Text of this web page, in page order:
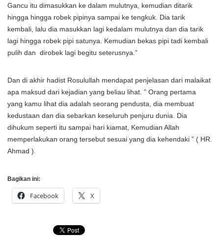
Gancu itu dimasukkan ke dalam mulutnya, kemudian ditarik
hingga hingga robek pipinya sampai ke tengkuk. Dia tarik
kembali, lalu dia masukkan lagi kedalam mulutnya dan dia tarik
lagi hingga robek pipi satunya. Kemudian bekas pipi tadi kembali
pulih dan dirobek lagi begitu seterusnya.”
Dan di akhir hadist Rosulullah mendapat penjelasan dari malaikat
apa maksud dari kejadian yang beliau lihat. ” Orang pertama
yang kamu lihat dia adalah seorang pendusta, dia membuat
kedustaan dan dia sebarkan keseluruh penjuru dunia. Dia
dihukum seperti itu sampai hari kiamat, Kemudian Allah
memperlakukan orang tersebut sesuai yang dia kehendaki ” ( HR.
Ahmad ).
Bagikan ini:
Facebook X